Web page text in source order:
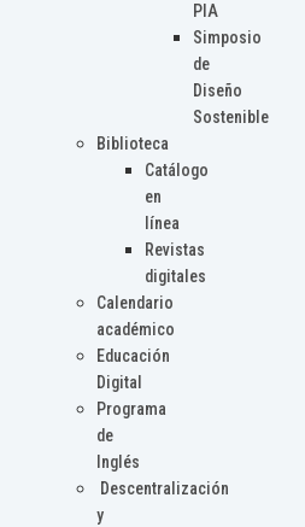
PIA
Simposio
de
Diseño
Sostenible
Biblioteca
Catálogo
en
línea
Revistas
digitales
Calendario
académico
Educación
Digital
Programa
de
Inglés
Descentralización
y